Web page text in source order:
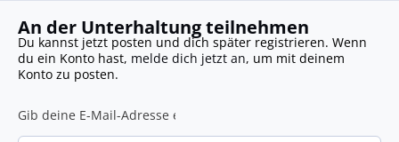
An der Unterhaltung teilnehmen
Du kannst jetzt posten und dich später registrieren. Wenn
du ein Konto hast, melde dich jetzt an, um mit deinem
Konto zu posten.